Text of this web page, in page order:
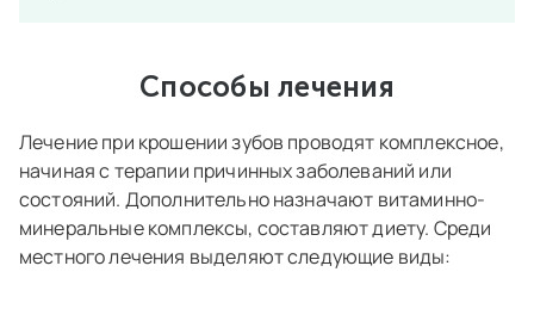
Способы лечения
Лечение при крошении зубов проводят комплексное,
начиная с терапии причинных заболеваний или
состояний. Дополнительно назначают витаминно-
минеральные комплексы, составляют диету. Среди
местного лечения выделяют следующие виды: